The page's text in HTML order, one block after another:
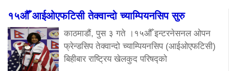
१५औँ आईओएफटिसी तेक्वान्दो च्याम्पियनसिप सुरु
काठमाडौं, पुस ३ गते ।१५औँ इन्टरनेसनल ओपन
फ्रेन्डसिप तेक्वान्दो च्याम्पियनसिप (आईओएफटिसी)
बिहीबार राष्ट्रिय खेलकुद परिषद्को